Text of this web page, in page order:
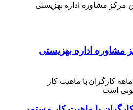
مشاوره اداره بهزیستی